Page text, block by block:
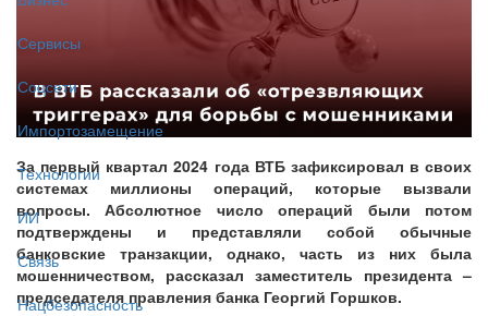
Сервисы
Соцсети
Импортозамещение
Технологии
ИИ
Связь
Нацбезопасность
За первый квартал 2024 года ВТБ зафиксировал в своих
системах миллионы операций, которые вызвали
вопросы. Абсолютное число операций были потом
подтверждены и представляли собой обычные
банковские транзакции, однако, часть из них была
мошенничеством, рассказал заместитель президента –
председателя правления банка Георгий Горшков.